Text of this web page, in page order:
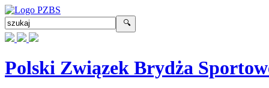
Polski Związek Brydża